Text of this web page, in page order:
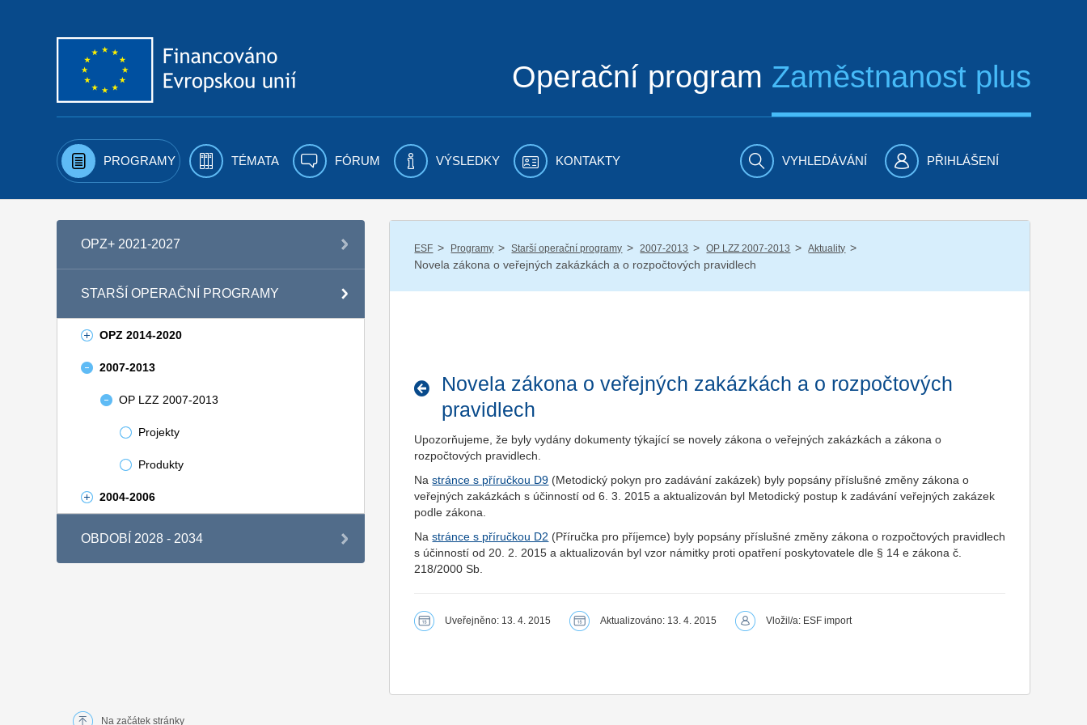
Operační program Zaměstnanost plus
PROGRAMY TÉMATA FÓRUM VÝSLEDKY KONTAKTY VYHLEDÁVÁNÍ PŘIHLÁŠENÍ
OPZ+ 2021-2027
STARŠÍ OPERAČNÍ PROGRAMY
OPZ 2014-2020
2007-2013
OP LZZ 2007-2013
Projekty
Produkty
2004-2006
OBDOBÍ 2028 - 2034
ESF / Programy / Starší operační programy / 2007-2013 / OP LZZ 2007-2013 / Aktuality /
Novela zákona o veřejných zakázkách a o rozpočtových pravidlech
Novela zákona o veřejných zakázkách a o rozpočtových
pravidlech
Upozorňujeme, že byly vydány dokumenty týkající se novely zákona o veřejných zakázkách a zákona o
rozpočtových pravidlech.
Nastránce s příručkou D9 (Metodický pokyn pro zadávání zakázek) byly popsány příslušné změny zákona o
veřejných zakázkách s účinností od 6. 3. 2015 a aktualizován byl Metodický postup k zadávání veřejných zakázek
podle zákona.
Nastránce s příručkou D2 (Příručka pro příjemce) byly popsány příslušné změny zákona o rozpočtových pravidlech
s účinností od 20. 2. 2015 a aktualizován byl vzor námitky proti opatření poskytovatele dle § 14 e zákona č.
218/2000 Sb.
Uveřejněno: 13. 4. 2015 Aktualizováno: 13. 4. 2015 Vložil/a: ESF import
Na začátek stránky